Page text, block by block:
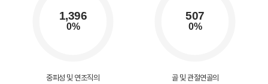
중피성 및 연조직의
골 및 관절연골의